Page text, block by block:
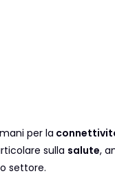
per la
sulla salute,
settore.